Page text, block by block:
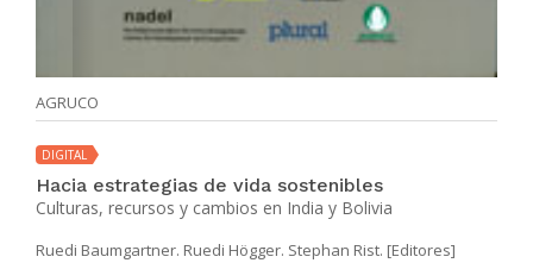
AGRUCO
DIGITAL
Hacia estrategias de vida sostenibles
Culturas, recursos y cambios en India y Bolivia
Ruedi Baumgartner. Ruedi Högger. Stephan Rist. [Editores]